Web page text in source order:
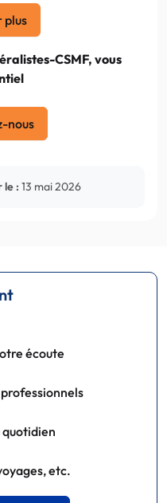
plus
CSMF, vous
nous
le : 13 mai 2026
écoute
etc.